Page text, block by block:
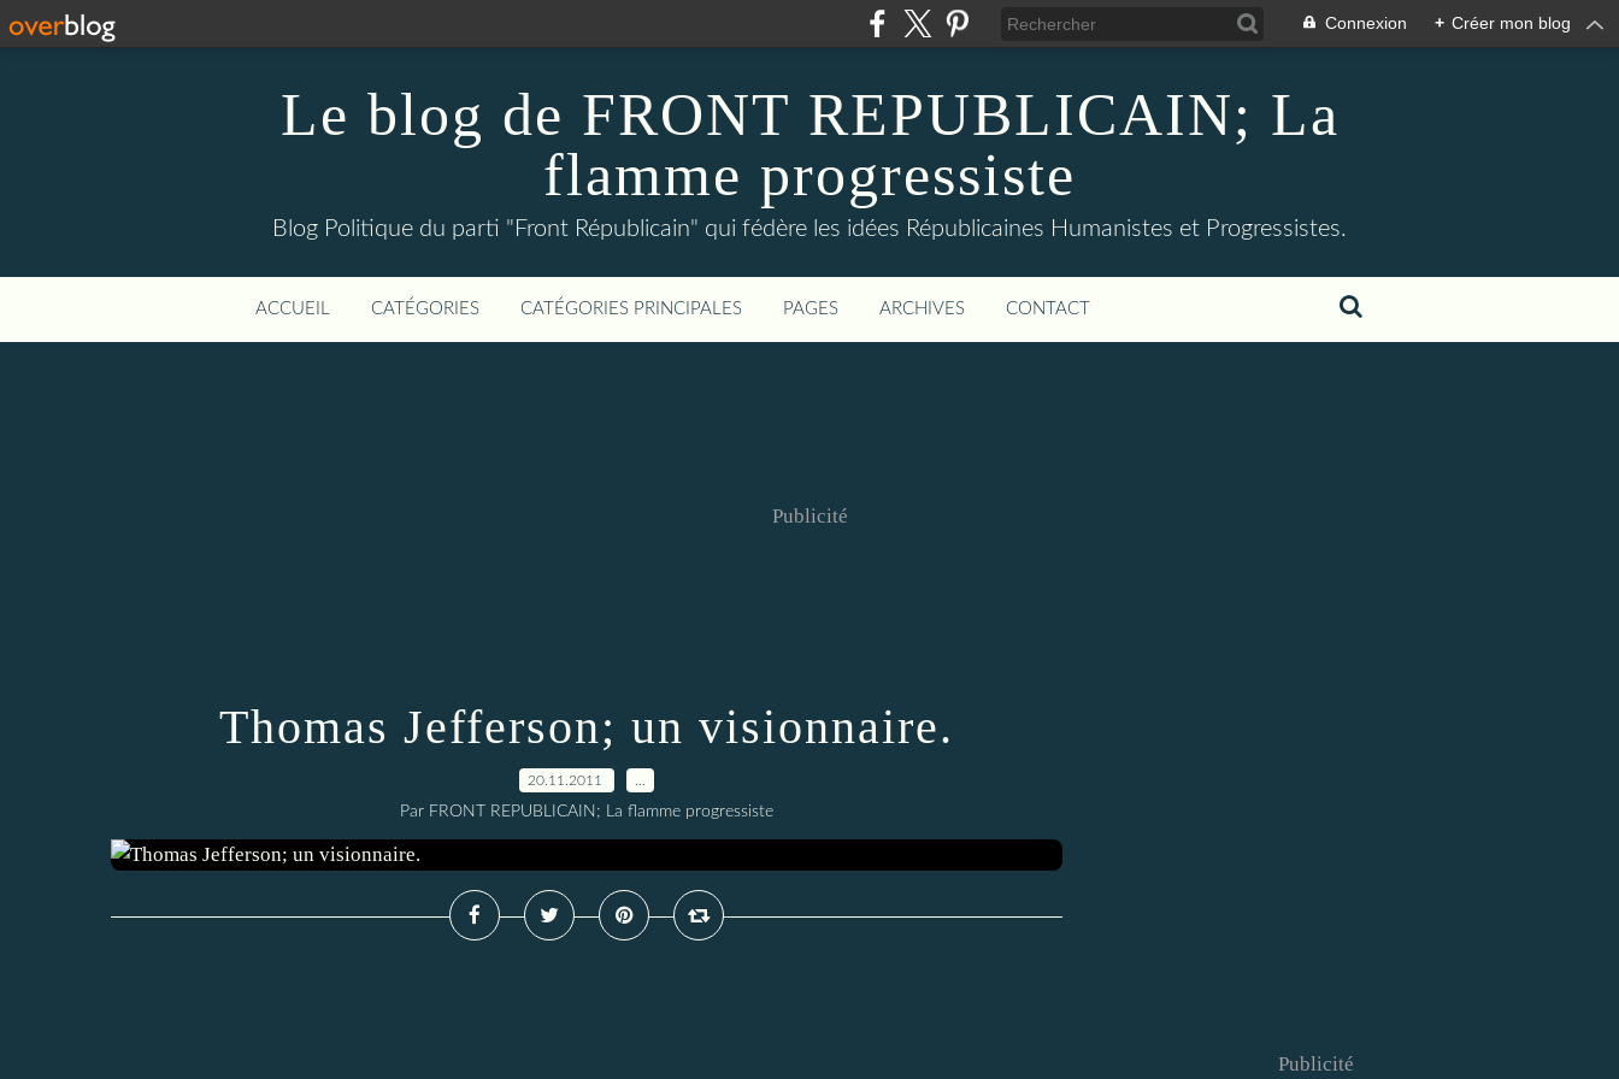
Connexion + Créer mon blog
Le blog de FRONT REPUBLICAIN; La
flamme progressiste
Blog Politique du parti "Front Républicain" qui fédère les idées Républicaines Humanistes et Progressistes.
ACCUEIL CATÉGORIES CATÉGORIES PRINCIPALES PAGES ARCHIVES CONTACT
Publicité
Thomas Jefferson; un visionnaire.
20.11.2011
Par FRONT REPUBLICAIN; La flamme progressiste
Publicité